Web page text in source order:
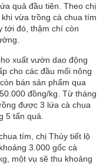
quả đầu tiên. Theo chị
vừa trồng cà chua tím
tới đó, thậm chí còn
xuất vườn dao động
cho các đầu mối nông
bán sản phẩm qua
đồng/kg. Từ tháng
được 3 lứa cà chua
5 tấn quả.
tím, chị Thủy tiết lộ
3.000 gốc cà
một vụ sẽ thu khoảng